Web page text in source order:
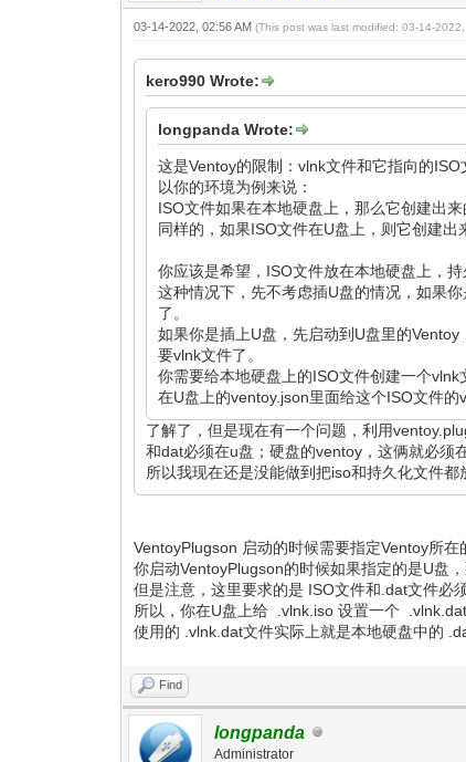
03-14-2022, 02:56 AM(This post was last modified: 03-14-
kero990 Wrote:
longpanda Wrote:
这是Ventoy的限制：vlnk文件和它指向的ISO
以你的环境为例来说：
ISO文件如果在本地硬盘上，那么它创建出
同样的，如果ISO文件在U盘上，则它创建出
你应该是希望，ISO文件放在本地硬盘上，持
这种情况下，先不考虑插U盘的情况，如果
了。
如果你是插上U盘，先启动到U盘里的
要vlnk文件了。
你需要给本地硬盘上的ISO文件创建一个
在U盘上的ventoy.json里面给这个ISO文件
了解了，但是现在有一个问题，利用
和dat必须在u盘；硬盘的ventoy，这俩就必须
所以我现在还是没能做到把iso和持久化文件
VentoyPlugson 启动的时候需要指定Ventoy所
你启动VentoyPlugson的时候如果指定的是U盘
但是注意，这里要求的是 ISO文件和.dat文件必
所以，你在U盘上给 .vlnk.iso 设置一个
使用的 .vlnk.dat文件实际上就是本地硬盘中的
Find
longpanda
Administrator